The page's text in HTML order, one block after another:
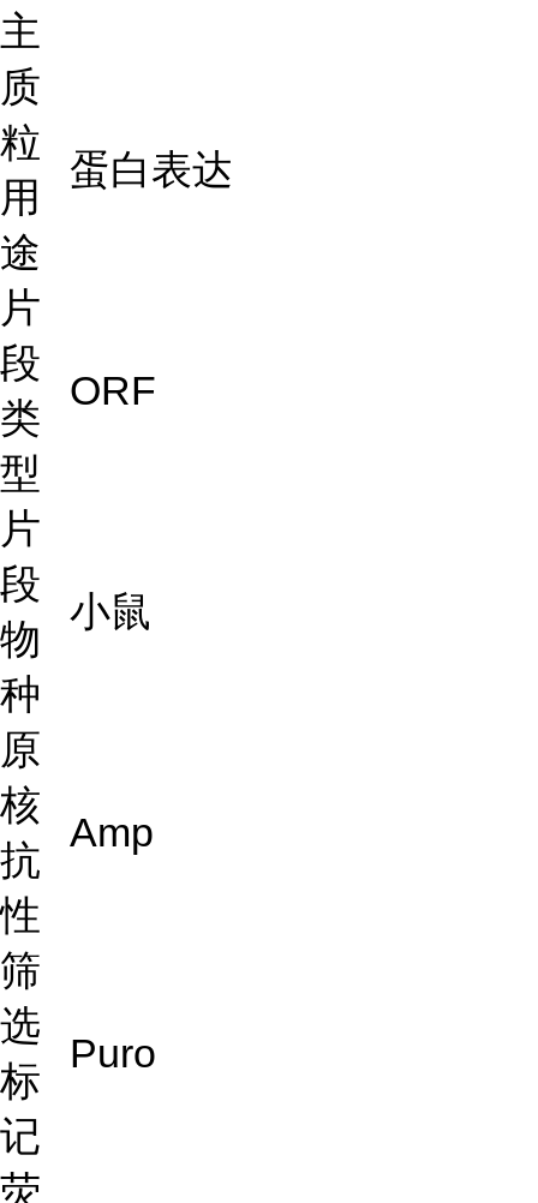
主
质
粒
用
途
蛋白表达
片
段
类
型
ORF
片
段
物
种
小鼠
原
核
抗
性
Amp
筛
选
标
记
Puro
荧